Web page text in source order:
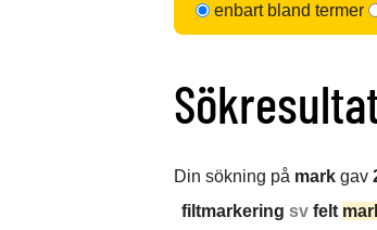
enbart bland termer
Din sökning på mark gav
filtmarkering sv felt